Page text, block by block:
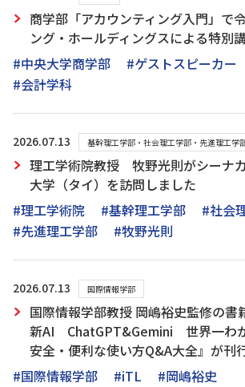
商学部「アカウンティング入門」で
ング・ホールディングスによる特別
#中央大学商学部
#ゲストスピーカー
#会計学科
2026.07.13 基幹理工学部・社会理工学部・先進理工学
理工学術院教授 牧野光則がシーナ
大学（タイ）を訪問しました
#理工学術院
#基幹理工学部
#社会
#先進理工学部
#牧野光則
2026.07.13 国際情報学部
国際情報学部教授 岡嶋裕史監修の書
新AI ChatGPT&Gemini 世界一わ
安全・便利な使い方Q&A大全』が刊
#国際情報学部
#iTL #岡嶋裕史